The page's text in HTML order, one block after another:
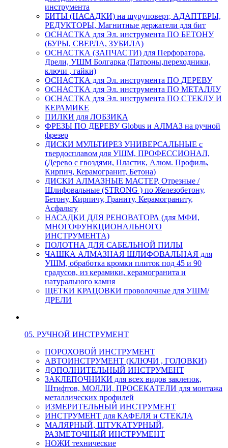
инструмента
БИТЫ (НАСАДКИ) на шуруповерт, АДАПТЕРЫ,
РЕДУКТОРЫ, Магнитные держатели для бит
ОСНАСТКА для Эл. инструмента ПО БЕТОНУ
(БУРЫ, СВЕРЛА, ЗУБИЛА)
ОСНАСТКА (ЗАПЧАСТИ) для Перфоратора,
Дрели, УШМ Болгарка (Патроны,переходники,
ключи , гайки)
ОСНАСТКА для Эл. инструмента ПО ДЕРЕВУ
ОСНАСТКА для Эл. инструмента ПО МЕТАЛЛУ
ОСНАСТКА для Эл. инструмента ПО СТЕКЛУ И
КЕРАМИКЕ
ПИЛКИ для ЛОБЗИКА
ФРЕЗЫ ПО ДЕРЕВУ Globus и АЛМАЗ на ручной
фрезер
ДИСКИ МУЛЬТИРЕЗ УНИВЕРСАЛЬНЫЕ с
твердосплавом для УШМ, ПРОФЕССИОНАЛ,
(Дерево с гвоздями, Пластик, Алюм. Профиль,
Кирпич, Керамогранит, Бетона)
ДИСКИ АЛМАЗНЫЕ МАСТЕР, Отрезные /
Шлифовальные (STRONG ) по Железобетону,
Бетону, Кирпичу, Граниту, Керамограниту,
Асфальту
НАСАДКИ ДЛЯ РЕНОВАТОРА (для МФИ,
МНОГОФУНКЦИОНАЛЬНОГО
ИНСТРУМЕНТА)
ПОЛОТНА ДЛЯ САБЕЛЬНОЙ ПИЛЫ
ЧАШКА АЛМАЗНАЯ ШЛИФОВАЛЬНАЯ для
УШМ, обработка кромки плиток под 45 и 90
градусов, из керамики, керамогранита и
натурального камня
ЩЕТКИ КРАЦОВКИ проволочные для УШМ/
ДРЕЛИ
05. РУЧНОЙ ИНСТРУМЕНТ
ПОРОХОВОЙ ИНСТРУМЕНТ
АВТОИНСТРУМЕНТ (КЛЮЧИ , ГОЛОВКИ)
ДОПОЛНИТЕЛЬНЫЙ ИНСТРУМЕНТ
ЗАКЛЕПОЧНИКИ для всех видов заклепок,
Штифтов, МОЛЛИ, ПРОСЕКАТЕЛИ для монтажа
металлических профилей
ИЗМЕРИТЕЛЬНЫЙ ИНСТРУМЕНТ
ИНСТРУМЕНТ для КАФЕЛЯ и СТЕКЛА
МАЛЯРНЫЙ, ШТУКАТУРНЫЙ,
РАЗМЕТОЧНЫЙ ИНСТРУМЕНТ
НОЖИ технические